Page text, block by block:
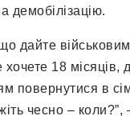
демобілізацію.
дайте військовим
18 місяців,
повернутися в
чесно – коли?”,